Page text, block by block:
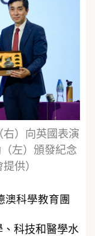
）向英國表演
左）頒發紀念
供）
科學教育團
科技和醫學水